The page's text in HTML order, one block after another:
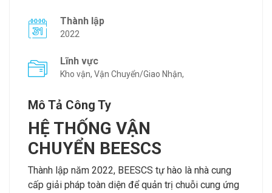
Thành lập
2022
Lĩnh vực
Kho vận, Vận Chuyển/Giao Nhận,
Mô Tả Công Ty
HỆ THỐNG VẬN
CHUYỂN BEESCS
Thành lập năm 2022, BEESCS tự hào là nhà cung
cấp giải pháp toàn diện để quản trị chuỗi cung ứng